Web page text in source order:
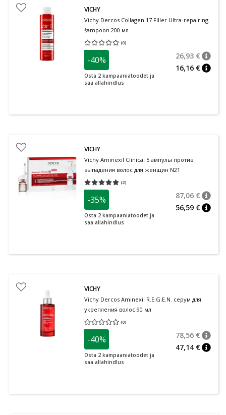
VICHY
Vichy Dercos Collagen 17 Filler Ultra-repairing
šampoon 200 мл
(0)
Средняя оценка 0.00
-40%
Osta 2 kampaaniatoodet ja
saa allahindlus
26,93 €
16,16 €
VICHY
Vichy Aminexil Clinical 5 ампулы против
выпадения волос для женщин N21
(2)
Средняя оценка 5.00
-35%
Osta 2 kampaaniatoodet ja
saa allahindlus
87,06 €
56,59 €
VICHY
Vichy Dercos Aminexil R.E.G.E.N. серум для
укрепления волос 90 мл
(0)
Средняя оценка 0.00
-40%
Osta 2 kampaaniatoodet ja
saa allahindlus
78,56 €
47,14 €